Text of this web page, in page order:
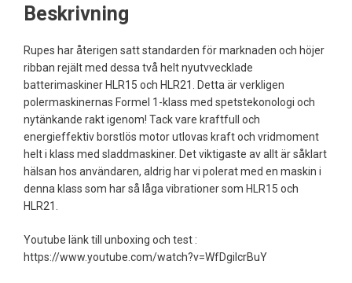
Beskrivning
Rupes har återigen satt standarden för marknaden och höjer
ribban rejält med dessa två helt nyutvvecklade
batterimaskiner HLR15 och HLR21. Detta är verkligen
polermaskinernas Formel 1-klass med spetstekonologi och
nytänkande rakt igenom! Tack vare kraftfull och
energieffektiv borstlös motor utlovas kraft och vridmoment
helt i klass med sladdmaskiner. Det viktigaste av allt är såklart
hälsan hos användaren, aldrig har vi polerat med en maskin i
denna klass som har så låga vibrationer som HLR15 och
HLR21.
Youtube länk till unboxing och test :
https://www.youtube.com/watch?v=WfDgiIcrBuY